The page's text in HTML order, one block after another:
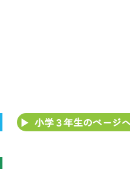
小学３年生のページ